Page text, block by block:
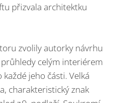
přizvala architektku
zvolily autorky návrhu
celým interiérem
jeho části. Velká
charakteristický znak